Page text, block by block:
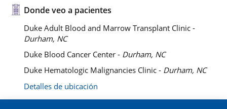
Donde veo a pacientes
Duke Adult Blood and Marrow Transplant Clinic -
Durham, NC
Duke Blood Cancer Center - Durham, NC
Duke Hematologic Malignancies Clinic - Durham, NC
Detalles de ubicación